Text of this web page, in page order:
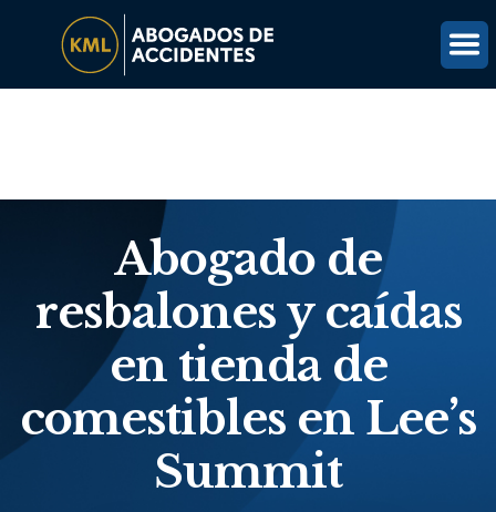
OBTÉN UNA REVISIÓN GRATUITA DEL CASO
Abogado de
resbalones y caídas
en tienda de
comestibles en Lee’s
Summit